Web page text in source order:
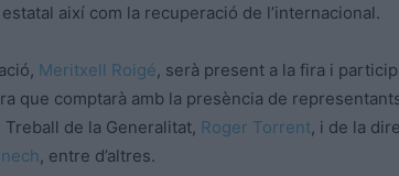
així com la recuperació de l’internacional.
Meritxell Roigé, serà present a la fira i
que comptarà amb la presència de
de la Generalitat, Roger Torrent, i de la
, entre d’altres.